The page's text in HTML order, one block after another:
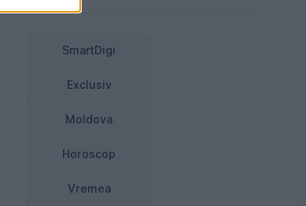
SmartDigi
Exclusiv
Moldova
Horoscop
Vremea